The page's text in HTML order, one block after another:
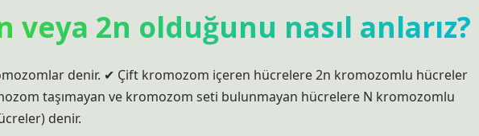
veya 2n olduğunu nasıl anlarız?
denir. ✔ Çift kromozom içeren hücrelere 2n kromozomlu hücreler
taşımayan ve kromozom seti bulunmayan hücrelere N kromozomlu
denir.